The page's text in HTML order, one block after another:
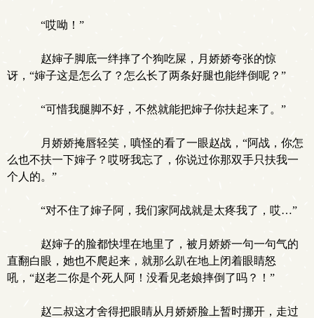
“哎呦！”
赵婶子脚底一绊摔了个狗吃屎，月娇娇夸张的惊
讶，“婶子这是怎么了？怎么长了两条好腿也能绊倒呢？”
“可惜我腿脚不好，不然就能把婶子你扶起来了。”
月娇娇掩唇轻笑，嗔怪的看了一眼赵战，“阿战，你怎
么也不扶一下婶子？哎呀我忘了，你说过你那双手只扶我一
个人的。”
“对不住了婶子阿，我们家阿战就是太疼我了，哎…”
赵婶子的脸都快埋在地里了，被月娇娇一句一句气的
直翻白眼，她也不爬起来，就那么趴在地上闭着眼睛怒
吼，“赵老二你是个死人阿！没看见老娘摔倒了吗？！”
赵二叔这才舍得把眼睛从月娇娇脸上暂时挪开，走过